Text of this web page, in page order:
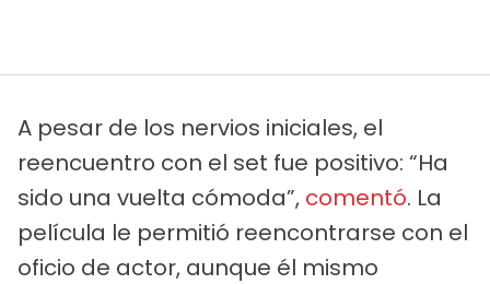
A pesar de los nervios iniciales, el
reencuentro con el set fue positivo: “Ha
sido una vuelta cómoda”, comentó. La
película le permitió reencontrarse con el
oficio de actor, aunque él mismo